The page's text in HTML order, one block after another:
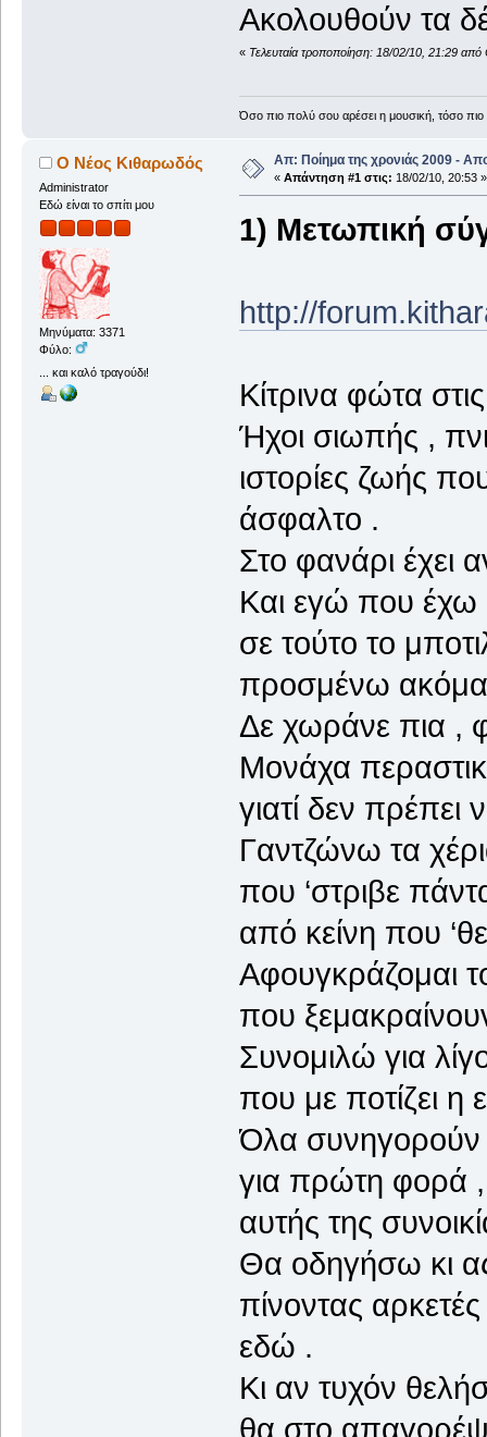
Ακολουθούν τα
« Τελευταία τροποποίηση: 18/02/10, 21:29
Όσο πιο πολύ σου αρέσει η μουσική, τόσο
Ο Νέος Κιθαρωδός
Administrator
Εδώ είναι το σπίτι μου
Μηνύματα: 3371
Φύλο:
... και καλό τραγούδι!
Απ: Ποίημα της χρονιάς 2009 -
« Απάντηση #1 στις: 18/02/10, 20:53 »
1) Μετωπική
http://
Κίτρινα φώτα
Ήχοι σιωπής ,
ιστορίες ζωής
άσφαλτο .
Στο φανάρι έχει
Και εγώ που έχω
σε τούτο το
προσμένω ακόμα
Δε χωράνε πια ,
Μονάχα
γιατί δεν πρέπει
Γαντζώνω τα
που ‘στριβε
από κείνη που
Αφουγκράζομαι
που
Συνομιλώ για
που με ποτίζει η
Όλα
για πρώτη φορά ,
αυτής της
Θα οδηγήσω κι
πίνοντας
εδώ .
Κι αν τυχόν
θα στο